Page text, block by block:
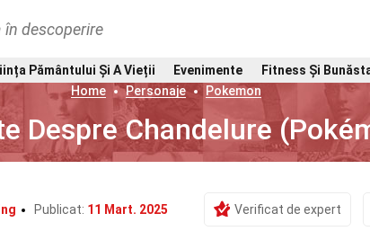
descoperire
Pământului Și A Vieții Evenimente Fitness Și
Home
Personaje Pokemon
Despre Chandelure
Publicat: 11 Mart. 2025 Verificat de expert